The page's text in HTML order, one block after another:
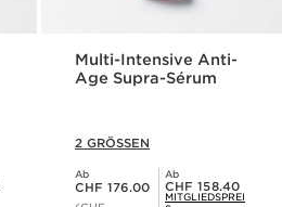
Multi-Intensive Anti-
Age Supra-Sérum
2 GRÖSSEN
Ab
Aktueller Preis CHF 176.00
CHF 176.00
Ab
Mitgliederpreis CHF 158.40
CHF 158.40
MITGLIEDSPREI